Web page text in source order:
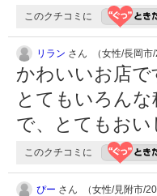
このクチコミに
リラン さん （女性/長岡市/
かわいいお店
とてもいろん
で、とてもおい
このクチコミに
ぴー さん （女性/見附市/20